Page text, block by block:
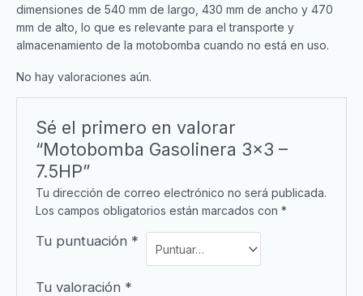
dimensiones de 540 mm de largo, 430 mm de ancho y 470
mm de alto, lo que es relevante para el transporte y
almacenamiento de la motobomba cuando no está en uso.
No hay valoraciones aún.
Sé el primero en valorar
“Motobomba Gasolinera 3×3 –
7.5HP”
Tu dirección de correo electrónico no será publicada.
Los campos obligatorios están marcados con*
Tu puntuación *
Tu valoración *